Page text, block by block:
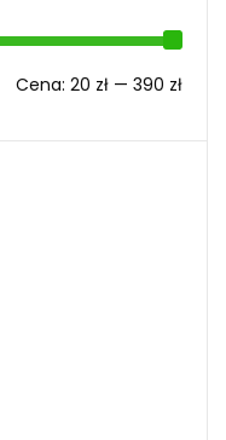
Cena
Cena
Cena: 20 zł — 390 zł